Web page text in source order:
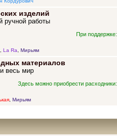
изделий
ручной работы
При поддержке:
, La Ra, Мирьям
материалов
весь мир
Здесь можно приобрести расходники:
, Мирьям